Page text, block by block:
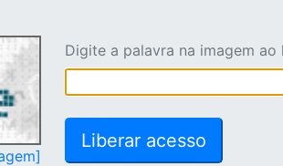
Digite a palavra na imagem